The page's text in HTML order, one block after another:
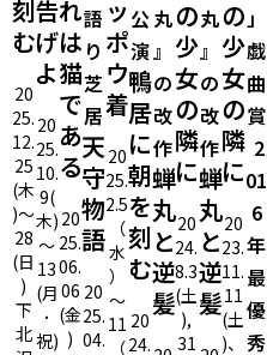
刻
む
20
25.
12.
25
(木
)〜
28
(日
)
下
北
告
げ
よ
20
25.
10.
9(
木)
〜
13
(月
･
祝)
れ
は
猫
で
あ
る
20
25.
06.
06
(金
)
語
り
芝
居
天
守
物
語
20
25.
04.
ッ
ポ
ウ
着
20
25.
2.5
（
水
）
〜
11
（
公
演
鴨
居
に
朝
を
刻
む
20
24.
丸
』
の
改
作
蝉
丸
と
逆
髪
の
少
女
の
隣
に
20
24.
8.3
(土
),
31
丸
』
の
改
作
蝉
丸
と
逆
髪
の
少
女
の
隣
に
20
23.
11.
11
(土
)、
」
戯
曲
賞
2
01
6
年
最
優
秀